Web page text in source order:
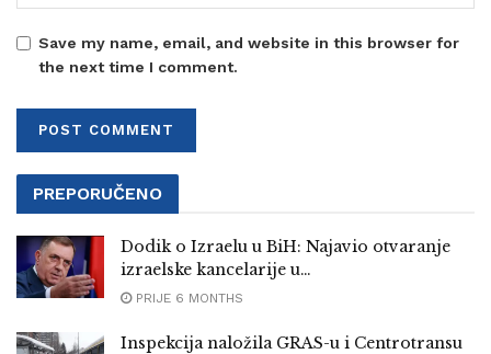
Save my name, email, and website in this browser for
the next time I comment.
PREPORUČENO
Dodik o Izraelu u BiH: Najavio otvaranje
izraelske kancelarije u…
PRIJE 6 MONTHS
Inspekcija naložila GRAS-u i Centrotransu